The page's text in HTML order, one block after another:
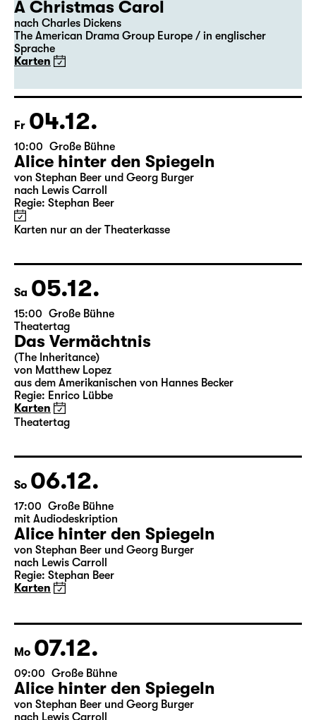
20:00 — 22:00 Große Bühne
Gastspiel
A Christmas Carol
The American Drama Group Europe / in englischer
Sprache
Karten
Fr 04.12.
10:00 Große Bühne
Alice hinter den Spiegeln
von Stephan Beer und Georg Burger
Karten nur an der Theaterkasse
Sa 05.12.
15:00 Große Bühne
Theatertag
Das Vermächtnis
(The Inheritance)
von Matthew Lopez
Karten
Theatertag
So 06.12.
17:00
Große Bühne
mit Audiodeskription
Alice hinter den Spiegeln
Regie: Stephan Beer
Karten
Mo 07.12.